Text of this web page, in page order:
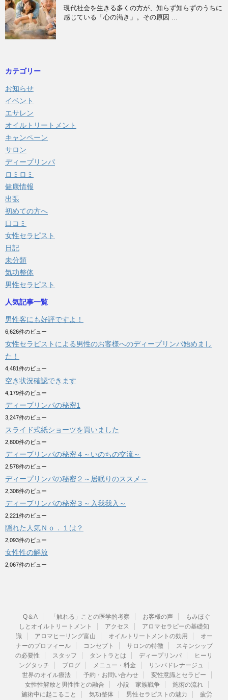
現代社会を生きる多くの方が、知らず知らずのうちに
感じている「心の渇き」。その原因 ...
カテゴリー
お知らせ
イベント
エサレン
オイルトリートメント
キャンペーン
サロン
ディープリンパ
ロミロミ
健康情報
出張
初めての方へ
口コミ
女性セラピスト
日記
未分類
気功整体
男性セラピスト
人気記事一覧
男性客にも好評ですよ！
6,626件のビュー
女性セラピストによる男性のお客様へのディープリンパ始めまし
た！
4,481件のビュー
空き状況確認できます
4,179件のビュー
ディープリンパの秘密1
3,247件のビュー
スライド式紙ショーツを買いました
2,800件のビュー
ディープリンパの秘密４～いのちの交流～
2,578件のビュー
ディープリンパの秘密２～居眠りのススメ～
2,308件のビュー
ディープリンパの秘密３～入我我入～
2,221件のビュー
隠れた人気Ｎｏ．１は？
2,093件のビュー
女性性の解放
2,067件のビュー
Q＆A 「触れる」ことの医学的考察 お客様の声
もみほぐ
しとオイルトリートメント
アクセス
アロマセラピーの基礎知
識
アロマヒーリング富山 オイルトリートメントの効用
オー
ナーのプロフィール
コンセプト サロンの特徴
スキンシップ
の必要性
スタッフ タントラとは ディープリンパ
ヒーリ
ングタッチ
ブログ メニュー・料金
リンパドレナージュ
世界のオイル療法
予約・お問い合わせ
変性意識とセラピー
女性性解放と男性性との融合
小説 家族戦争
施術の流れ
施術中に起こること
気功整体 男性セラピストの魅力 疲労